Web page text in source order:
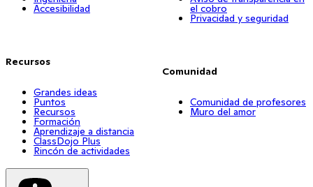
Accesibilidad
Recursos
Grandes ideas
Puntos
Recursos
Formación
Aprendizaje a distancia
ClassDojo Plus
Rincón de actividades
el cobro
Privacidad y seguridad
Comunidad
Comunidad de profesores
Muro del amor